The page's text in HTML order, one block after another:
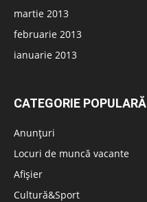
martie 2013
februarie 2013
ianuarie 2013
CATEGORIE POPULARĂ
Anunțuri
Locuri de muncă vacante
Afișier
Cultură&Sport